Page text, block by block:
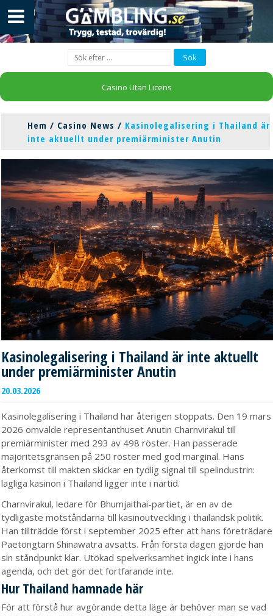
Casino Utan Licens
Hem / Casino News / Kasinolegalisering i Thailand är
inte aktuellt under premiärminister Anutin
Kasinolegalisering i Thailand är inte aktuellt
under premiärminister Anutin
20.03.2026
Kasinolegalisering i Thailand har återigen stoppats. Den 19 mars
2026 omvalde representanthuset Anutin Charnvirakul till
premiärminister med 293 av 498 röster. Han passerade
majoritetsgränsen på 250 röster med god marginal. Hans
återkomst till makten skickar en tydlig signal till spelindustrin:
lagliga kasinon i Thailand ligger inte i närtid.
Charnvirakul, ledare för Bhumjaithai-partiet, är en av de
tydligaste motståndarna till kasinoutveckling i thailändsk politik.
Han tillträdde först i september 2025 efter att hans företrädare
Paetongtarn Shinawatra avsatts. Från första dagen gjorde han
sin ståndpunkt klar. Utökad spelverksamhet ingick inte i hans
agenda, och det gör det fortfarande inte.
Hur Thailand hamnade här
För att förstå hur avgörande detta läge är behöver man se vad